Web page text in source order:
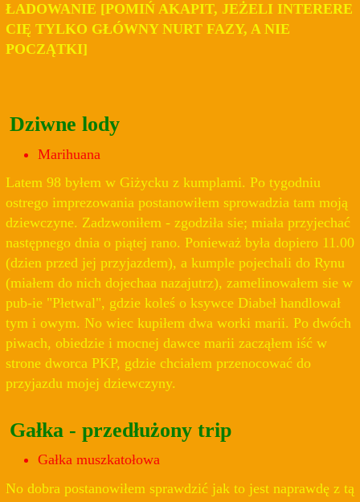
ŁADOWANIE [POMIŃ AKAPIT, JEŻELI INTERERE
CIĘ TYLKO GŁÓWNY NURT FAZY, A NIE
POCZĄTKI]
Dziwne lody
Marihuana
Latem 98 byłem w Giżycku z kumplami. Po tygodniu
ostrego imprezowania postanowiłem sprowadzia tam moją
dziewczyne. Zadzwoniłem - zgodziła sie; miała przyjechać
następnego dnia o piątej rano. Ponieważ była dopiero 11.00
(dzien przed jej przyjazdem), a kumple pojechali do Rynu
(miałem do nich dojechaa nazajutrz), zamelinowałem sie w
pub-ie "Płetwal", gdzie koleś o ksywce Diabeł handlował
tym i owym. No wiec kupiłem dwa worki marii. Po dwóch
piwach, obiedzie i mocnej dawce marii zacząłem iść w
strone dworca PKP, gdzie chciałem przenocować do
przyjazdu mojej dziewczyny.
Gałka - przedłużony trip
Gałka muszkatołowa
No dobra postanowiłem sprawdzić jak to jest naprawdę z tą